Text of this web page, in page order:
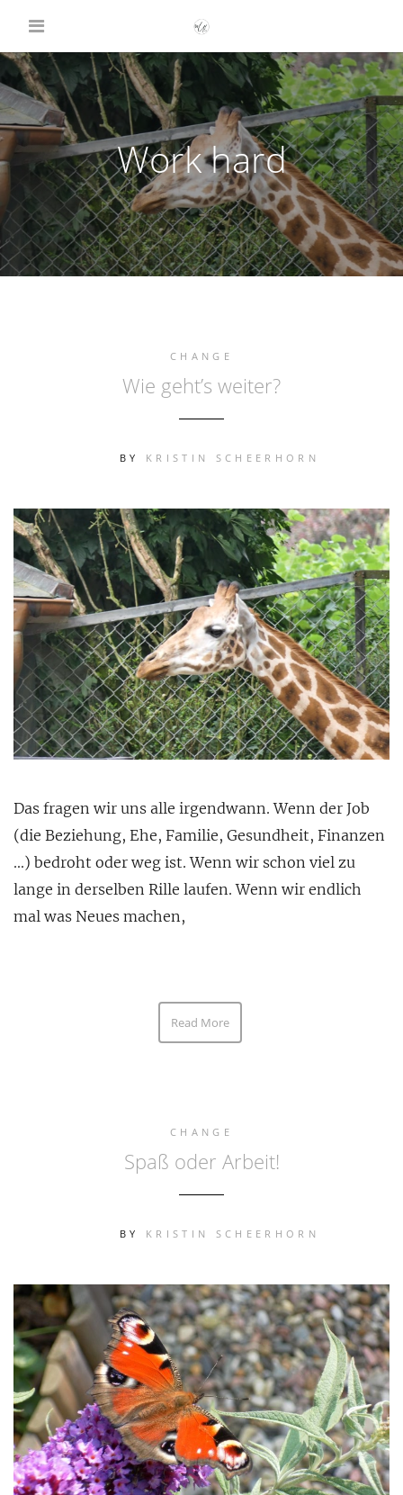
Work hard
CHANGE
Wie geht’s weiter?
BY KRISTIN SCHEERHORN
Das fragen wir uns alle irgendwann. Wenn der Job
(die Beziehung, Ehe, Familie, Gesundheit, Finanzen
…) bedroht oder weg ist. Wenn wir schon viel zu
lange in derselben Rille laufen. Wenn wir endlich
mal was Neues machen,
Read More
CHANGE
Spaß oder Arbeit!
BY KRISTIN SCHEERHORN